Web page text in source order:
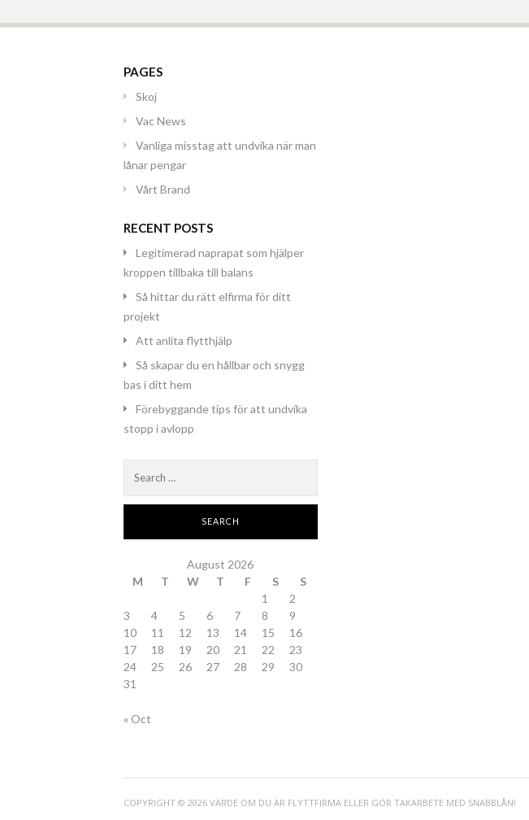
PAGES
Skoj
Vac News
Vanliga misstag att undvika när man
lånar pengar
Vårt Brand
RECENT POSTS
Legitimerad naprapat som hjälper
kroppen tillbaka till balans
Så hittar du rätt elfirma för ditt
projekt
Att anlita flytthjälp
Så skapar du en hållbar och snygg
bas i ditt hem
Förebyggande tips för att undvika
stopp i avlopp
for:
August 2026
M
T W T F S
S
1
2
3
4 5 6 7 8
9
10
11 12 13 14 15
16
17
18 19 20 21 22
23
24
25 26 27 28 29
30
31
« Oct
COPYRIGHT © 2026 VÄRDE OM DU ÄR FLYTTFIRMA ELLER GÖR TAKARBETE MED SNABBLÅN!